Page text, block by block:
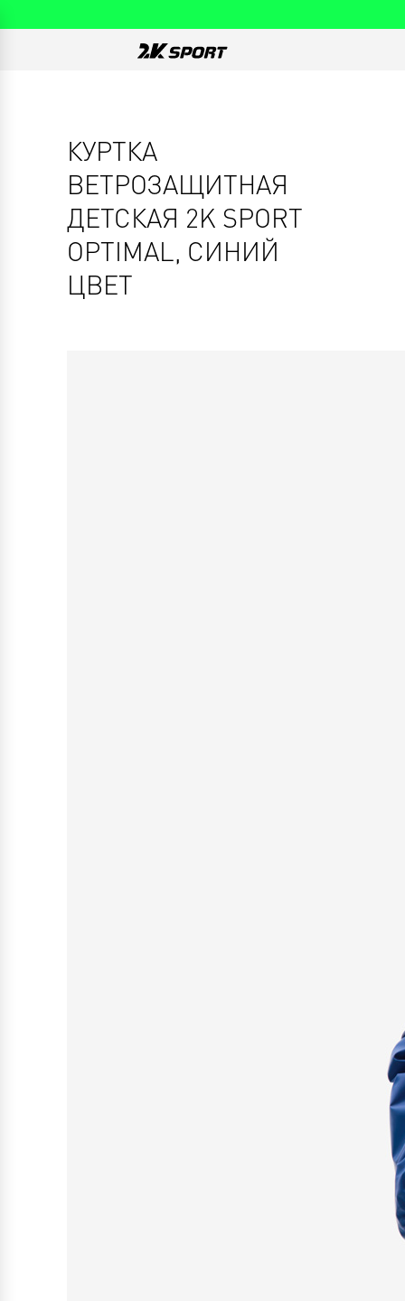
КУРТКА
ВЕТРОЗАЩИТНАЯ
ДЕТСКАЯ 2K SPORT
OPTIMAL, СИНИЙ
ЦВЕТ